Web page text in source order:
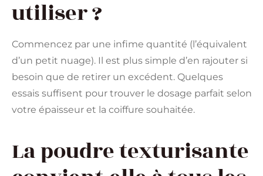
utiliser ?
Commencez par une infime quantité (l’équivalent
d’un petit nuage). Il est plus simple d’en rajouter si
besoin que de retirer un excédent. Quelques
essais suffisent pour trouver le dosage parfait selon
votre épaisseur et la coiffure souhaitée.
La poudre texturisante